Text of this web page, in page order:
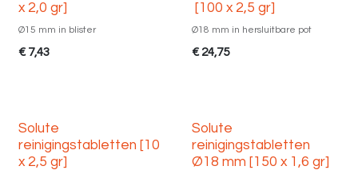
x 2,0 gr]
Ø15 mm in blister
€ 7,43
[100 x 2,5 gr]
Ø18 mm in hersluitbare pot
€ 24,75
Solute
reinigingstabletten [10
x 2,5 gr]
Solute
reinigingstabletten
Ø18 mm [150 x 1,6 gr]